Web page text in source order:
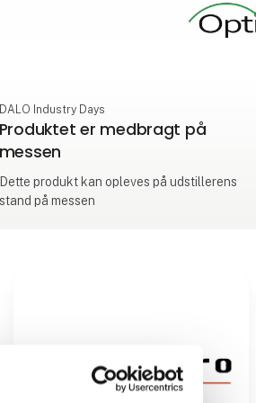
DALO Industry Days
Produktet er medbragt på
messen
Dette produkt kan opleves på udstillerens
stand på messen